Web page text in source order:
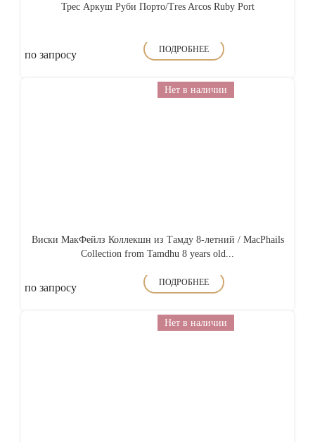
Трес Аркуш Руби Порто/Tres Arcos Ruby Port
по запросу ПОДРОБНЕЕ
Нет в наличии
Виски МакФейлз Коллекшн из Тамду 8-летний / MacPhails
Collection from Tamdhu 8 years old...
по запросу ПОДРОБНЕЕ
Нет в наличии